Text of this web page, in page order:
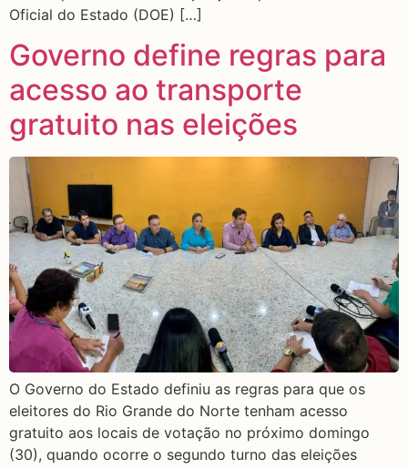
Oficial do Estado (DOE) […]
Governo define regras para
acesso ao transporte
gratuito nas eleições
O Governo do Estado definiu as regras para que os
eleitores do Rio Grande do Norte tenham acesso
gratuito aos locais de votação no próximo domingo
(30), quando ocorre o segundo turno das eleições